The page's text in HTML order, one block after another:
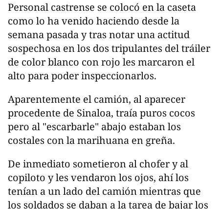
Personal castrense se colocó en la caseta
como lo ha venido haciendo desde la
semana pasada y tras notar una actitud
sospechosa en los dos tripulantes del tráiler
de color blanco con rojo les marcaron el
alto para poder inspeccionarlos.
Aparentemente el camión, al aparecer
procedente de Sinaloa, traía puros cocos
pero al "escarbarle" abajo estaban los
costales con la marihuana en greña.
De inmediato sometieron al chofer y al
copiloto y les vendaron los ojos, ahí los
tenían a un lado del camión mientras que
los soldados se daban a la tarea de bajar los